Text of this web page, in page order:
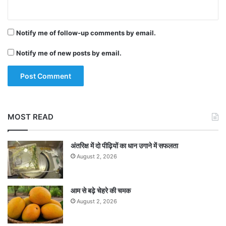
Notify me of follow-up comments by email.
Notify me of new posts by email.
MOST READ
अंतरिक्ष में दो पीढ़ियों का धान उगाने में सफलता
August 2, 2026
आम से बढ़े चेहरे की चमक
August 2, 2026